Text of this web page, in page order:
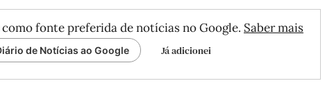
fonte preferida de notícias no Google. Saber mais
de Notícias ao Google Já adicionei